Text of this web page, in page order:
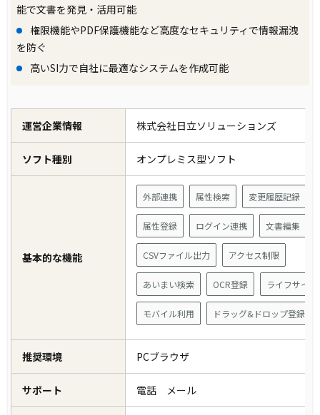
能で文書を発見・活用可能
権限機能やPDF保護機能など高度なセキュリティで情報漏洩
を防ぐ
高いSI力で自社に最適なシステムを作成可能
運営企業情報 株式会社日立ソリューションズ
ソフト種別 オンプレミス型ソフト
基本的な機能
外部連携 属性検索 変更履歴記録
属性登録 ログイン連携 文書編集
CSVファイル出力 アクセス制限
あいまい検索 OCR登録 ライフサイ
モバイル利用 ドラッグ&ドロップ登録
推奨環境 PCブラウザ
サポート 電話 メール